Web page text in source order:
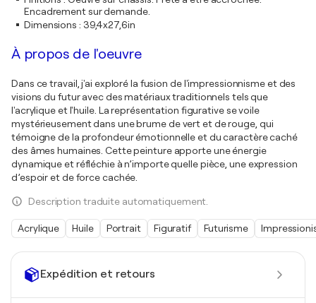
Expédition et retours
Encadrement sur demande.
Dimensions : 39,4x27,6in
À propos de l'oeuvre
Dans ce travail, j'ai exploré la fusion de l'impressionnisme et des
visions du futur avec des matériaux traditionnels tels que
l'acrylique et l'huile. La représentation figurative se voile
mystérieusement dans une brume de vert et de rouge, qui
témoigne de la profondeur émotionnelle et du caractère caché
des âmes humaines. Cette peinture apporte une énergie
dynamique et réfléchie à n’importe quelle pièce, une expression
d’espoir et de force cachée.
Description traduite automatiquement.
Acrylique Huile Portrait Figuratif Futurisme